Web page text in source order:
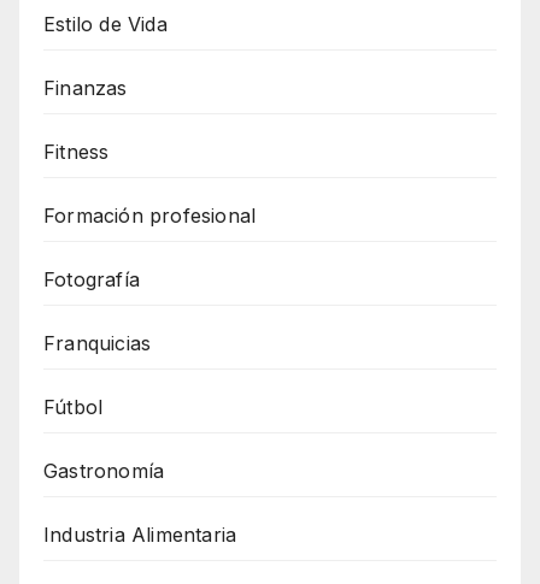
Estilo de Vida
Finanzas
Fitness
Formación profesional
Fotografía
Franquicias
Fútbol
Gastronomía
Industria Alimentaria